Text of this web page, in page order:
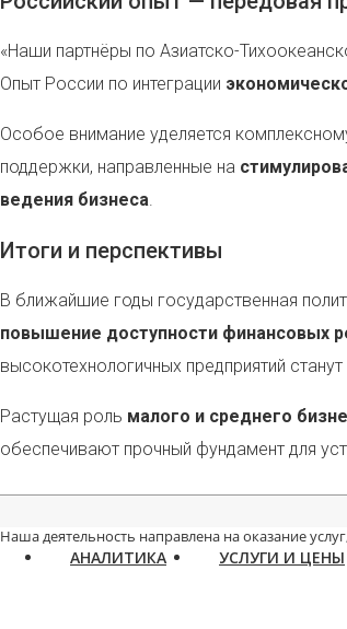
«Наши партнёры по Азиатско-
Опыт России по интеграции
Особое внимание уделяется
поддержки, направленные на
ведения бизнеса.
Итоги и перспективы
В ближайшие годы государственная
повышение доступности финансовых
высокотехнологичных предприятий
Растущая роль малого и среднего
обеспечивают прочный фундамент для
Наша деятельность направлена на оказание
АНАЛИТИКА УСЛУГИ И ЦЕНЫ